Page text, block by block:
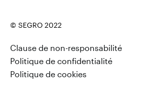
© SEGRO 2022
Clause de non-responsabilité
Politique de confidentialité
Politique de cookies